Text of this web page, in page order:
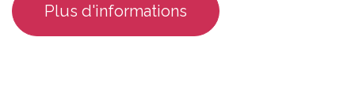
​Plus d'informations